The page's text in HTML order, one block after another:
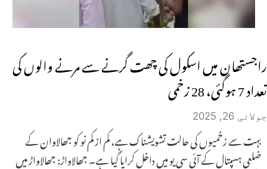
راجستھان میں اسکول کی چھت گرنے سے مرنے والوں کی
تعداد 7 ہوگئی، 28 زخمی
جولائی 26, 2025
بہت سے زخمیوں کی حالت تشویشناک ہے، کم از کم نو کو جھالاوان کے
ضلعی ہسپتال کے آئی سی یو میں داخل کرایا گیا ہے۔ جھالاواڑ: جھالاواڑ میں